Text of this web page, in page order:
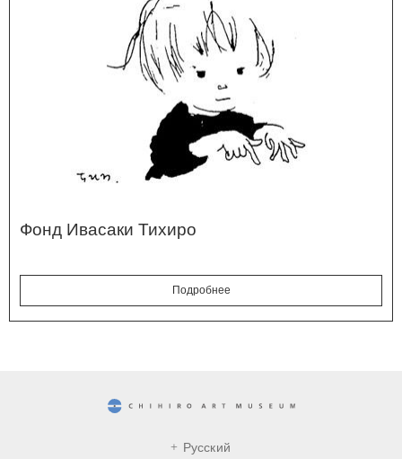
Фонд Ивасаки Тихиро
Подробнее
Русский